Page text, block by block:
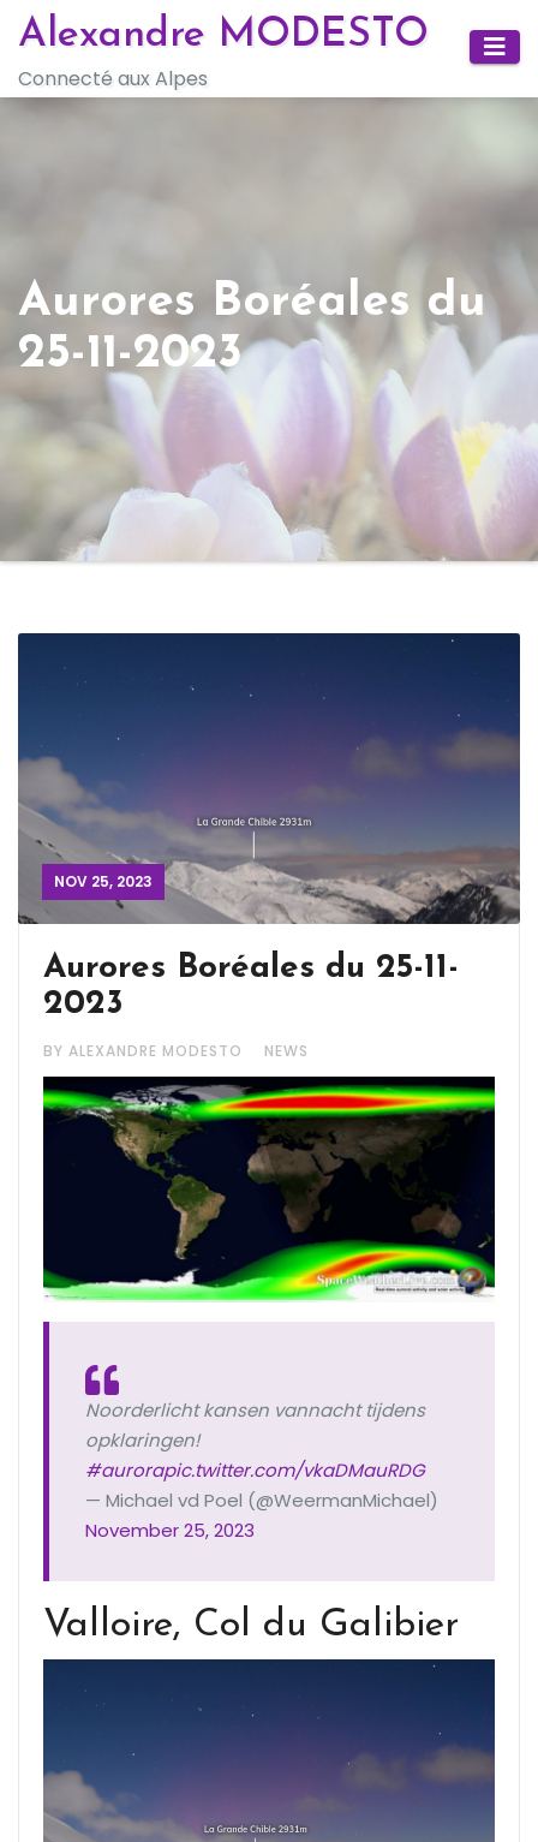
Skip
content
Alexandre MODESTO
Connecté aux Alpes
Aurores Boréales du
25-11-2023
NOV 25, 2023
Aurores Boréales du 25-11-
2023
BY ALEXANDRE MODESTO NEWS
Noorderlicht kansen vannacht tijdens
opklaringen!
#aurorapic.twitter.com/vkaDMauRDG
— Michael vd Poel (@WeermanMichael)
November 25, 2023
Valloire, Col du Galibier